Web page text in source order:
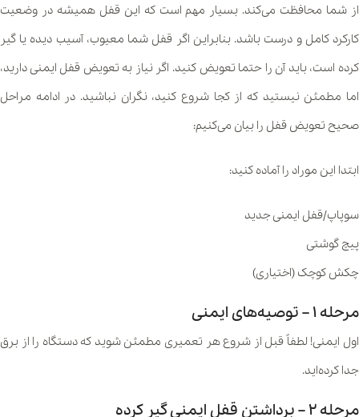
از شما محافظت می‌کند. بسیار مهم است که این قفل همیشه در وضعیت
کارکرد کامل و درست باشد. بنابراین اگر قفل شما معیوب، آسیب دیده یا گیر
کرده است، باید آن را حتما تعویض کنید. اگر نیاز به تعویض قفل ایمنی دارید،
اما مطمئن نیستید که از کجا شروع کنید، نگران نباشید. در ادامه مراحل
صحیح تعویض قفل را بیان می‌کنیم:
ابتدا این موراد را آماده کنید:
سوپاپ/قفل ایمنی جدید
پیچ گوشتی
چکش کوچک (اختیاری)
مرحله ۱ – توصیه‌های ایمنی
اول ایمنی! لطفاً قبل از شروع هر تعمیری مطمئن شوید که دستگاه را از برق
جدا کرده‌اید.
مرحله ۲ – برداشتن قفل ایمنی گیر کرده